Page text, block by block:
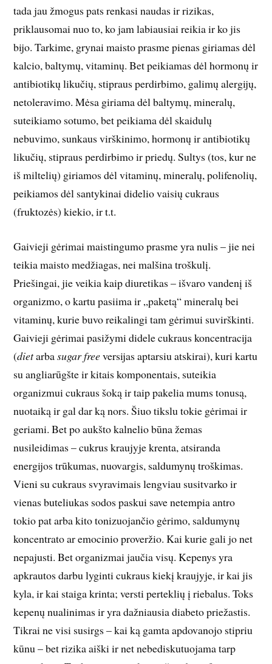
tada jau žmogus pats renkasi naudas ir rizikas,
priklausomai nuo to, ko jam labiausiai reikia ir ko jis
bijo. Tarkime, grynai maisto prasme pienas giriamas dėl
kalcio, baltymų, vitaminų. Bet peikiamas dėl hormonų ir
antibiotikų likučių, stipraus perdirbimo, galimų alergijų,
netoleravimo. Mėsa giriama dėl baltymų, mineralų,
suteikiamo sotumo, bet peikiama dėl skaidulų
nebuvimo, sunkaus virškinimo, hormonų ir antibiotikų
likučių, stipraus perdirbimo ir priedų. Sultys (tos, kur ne
iš miltelių) giriamos dėl vitaminų, mineralų, polifenolių,
peikiamos dėl santykinai didelio vaisių cukraus
(fruktozės) kiekio, ir t.t.
Gaivieji gėrimai maistingumo prasme yra nulis – jie nei
teikia maisto medžiagas, nei malšina troškulį.
Priešingai, jie veikia kaip diuretikas – išvaro vandenį iš
organizmo, o kartu pasiima ir „paketą“ mineralų bei
vitaminų, kurie buvo reikalingi tam gėrimui suvirškinti.
Gaivieji gėrimai pasižymi didele cukraus koncentracija
(dietarbasugar freeversijas aptarsiu atskirai), kuri kartu
su angliarūgšte ir kitais komponentais, suteikia
organizmui cukraus šoką ir taip pakelia mums tonusą,
nuotaiką ir gal dar ką nors. Šiuo tikslu tokie gėrimai ir
geriami. Bet po aukšto kalnelio būna žemas
nusileidimas – cukrus kraujyje krenta, atsiranda
energijos trūkumas, nuovargis, saldumynų troškimas.
Vieni su cukraus svyravimais lengviau susitvarko ir
vienas buteliukas sodos paskui save netempia antro
tokio pat arba kito tonizuojančio gėrimo, saldumynų
koncentrato ar emocinio proveržio. Kai kurie gali jo net
nepajusti. Bet organizmai jaučia visų. Kepenys yra
apkrautos darbu lyginti cukraus kiekį kraujyje, ir kai jis
kyla, ir kai staiga krinta; versti perteklių į riebalus. Toks
kepenų nualinimas ir yra dažniausia diabeto priežastis.
Tikrai ne visi susirgs – kai ką gamta apdovanojo stipriu
kūnu – bet rizika aiški ir net nebediskutuojama tarp